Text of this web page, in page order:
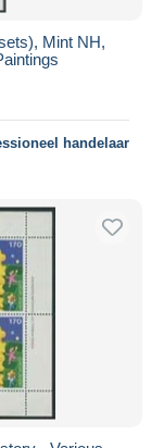
Mint NH,
handelaar